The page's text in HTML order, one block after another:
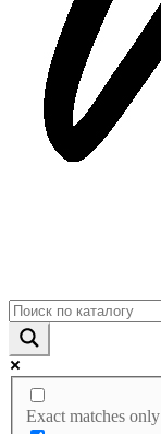
Exact matches only